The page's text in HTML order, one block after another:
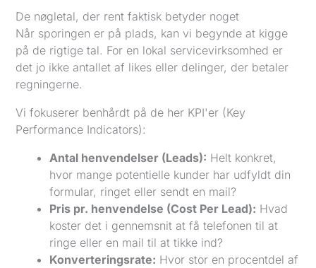
De nøgletal, der rent faktisk betyder noget
Når sporingen er på plads, kan vi begynde at kigge
på de rigtige tal. For en lokal servicevirksomhed er
det jo ikke antallet af likes eller delinger, der betaler
regningerne.
Vi fokuserer benhårdt på de her KPI'er (Key
Performance Indicators):
Antal henvendelser (Leads): Helt konkret,
hvor mange potentielle kunder har udfyldt din
formular, ringet eller sendt en mail?
Pris pr. henvendelse (Cost Per Lead): Hvad
koster det i gennemsnit at få telefonen til at
ringe eller en mail til at tikke ind?
Konverteringsrate: Hvor stor en procentdel af